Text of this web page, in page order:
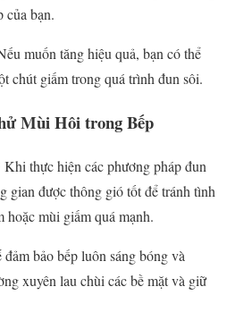
của bạn.
muốn tăng hiệu quả, bạn có thể
chút giấm trong quá trình đun sôi.
Mùi Hôi trong Bếp
thực hiện các phương pháp đun
gian được thông gió tốt để tránh tình
hoặc mùi giấm quá mạnh.
bảo bếp luôn sáng bóng và
xuyên lau chùi các bề mặt và giữ